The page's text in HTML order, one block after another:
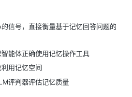
的信号，直接衡量基于记忆回答问题的
智能体正确使用记忆操作工具
用记忆空间
评判器评估记忆质量